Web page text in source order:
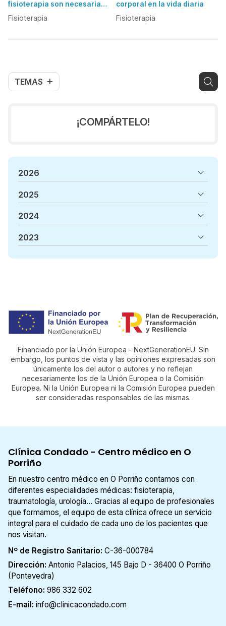
TEMAS
fisioterapia son necesarias
para tratar una lesión
muscular?
Fisioterapia
corporal en la vida diaria
Fisioterapia
¡COMPÁRTELO!
2026
2025
2024
2023
Financiado por la Unión Europea - NextGenerationEU. Sin
embargo, los puntos de vista y las opiniones expresadas son
únicamente los del autor o autores y no reflejan
necesariamente los de la Unión Europea o la Comisión
Europea. Ni la Unión Europea ni la Comisión Europea pueden
ser consideradas responsables de las mismas.
Clínica Condado - Centro médico en O
Porriño
En nuestro centro médico en O Porriño contamos con
diferentes especialidades médicas: fisioterapia,
traumatología, urología... Gracias al equipo de profesionales
que formamos, el equipo de esta clínica ofrece un servicio
integral para el cuidado de cada uno de los pacientes que
nos visitan.
Nº de Registro Sanitario: C-36-000784
Dirección: Antonio Palacios, 145 Bajo D - 36400 O Porriño
(Pontevedra)
Teléfono: 986 332 602
E-mail: info@clinicacondado.com